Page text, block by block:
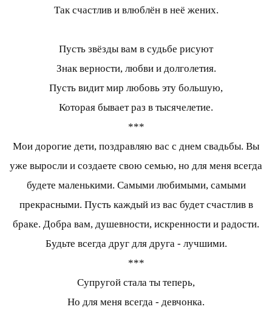
Так счастлив и влюблён в неё жених.
Пусть звёзды вам в судьбе рисуют
Знак верности, любви и долголетия.
Пусть видит мир любовь эту большую,
Которая бывает раз в тысячелетие.
***
Мои дорогие дети, поздравляю вас с днем свадьбы. Вы
уже выросли и создаете свою семью, но для меня всегда
будете маленькими. Самыми любимыми, самыми
прекрасными. Пусть каждый из вас будет счастлив в
браке. Добра вам, душевности, искренности и радости.
Будьте всегда друг для друга - лучшими.
***
Супругой стала ты теперь,
Но для меня всегда - девчонка.